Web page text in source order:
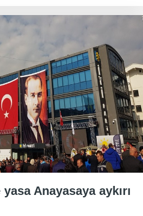
Anayasaya aykırı